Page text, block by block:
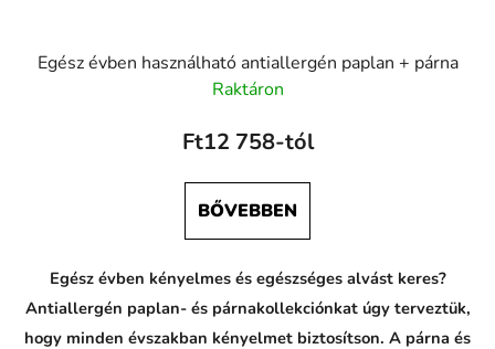
Egész évben használható antiallergén paplan + párna
Raktáron
Ft12 758-tól
BŐVEBBEN
Egész évben kényelmes és egészséges alvást keres?
Antiallergén paplan- és párnakollekciónkat úgy terveztük,
hogy minden évszakban kényelmet biztosítson. A párna és